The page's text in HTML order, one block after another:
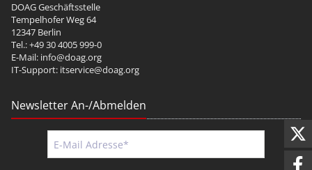
DOAG Geschäftsstelle
Tempelhofer Weg 64
12347 Berlin
Tel.: +49 30 4005 999-0
E-Mail: info@doag.org
IT-Support: itservice@doag.org
Newsletter An-/Abmelden